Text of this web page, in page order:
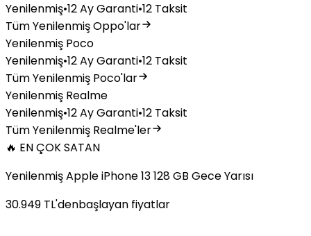
Yenilenmiş•12 Ay Garanti•12 Taksit
Tüm Yenilenmiş Oppo'lar
Yenilenmiş Poco
Yenilenmiş•12 Ay Garanti•12 Taksit
Tüm Yenilenmiş Poco'lar
Yenilenmiş Realme
Yenilenmiş•12 Ay Garanti•12 Taksit
Tüm Yenilenmiş Realme'ler
🔥 EN ÇOK SATAN
Yenilenmiş Apple iPhone 13 128 GB Gece Yarısı
30.949 TL'denbaşlayan fiyatlar